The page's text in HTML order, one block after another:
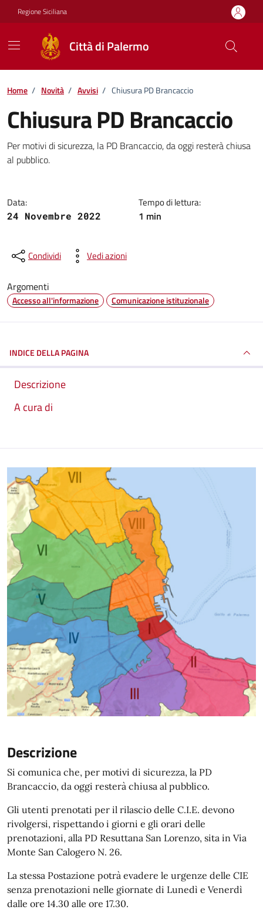
Vai ai contenuti
Vai al footer
Regione Siciliana
Città di Palermo
Home / Novità / Avvisi / Chiusura PD Brancaccio
Chiusura PD Brancaccio
Dettagli della notizia
Per motivi di sicurezza, la PD Brancaccio, da oggi resterà chiusa
al pubblico.
Data:
24 Novembre 2022
Tempo di lettura:
1 min
Condividi Vedi azioni
Argomenti
Accesso all'informazione Comunicazione istituzionale
INDICE DELLA PAGINA
Descrizione
A cura di
Descrizione
Si comunica che, per motivi di sicurezza, la PD
Brancaccio, da oggi resterà chiusa al pubblico.
Gli utenti prenotati per il rilascio delle C.I.E. devono
rivolgersi, rispettando i giorni e gli orari delle
prenotazioni, alla PD Resuttana San Lorenzo, sita in Via
Monte San Calogero N. 26.
La stessa Postazione potrà evadere le urgenze delle CIE
senza prenotazioni nelle giornate di Lunedì e Venerdì
dalle ore 14.30 alle ore 17.30.